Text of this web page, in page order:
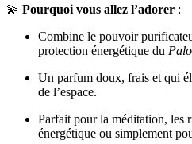
💫 Pourquoi vous allez l’adorer :
Combine le pouvoir
protection énergétique du
Un parfum doux, frais et qui
de l’espace.
Parfait pour la méditation, les
énergétique ou simplement